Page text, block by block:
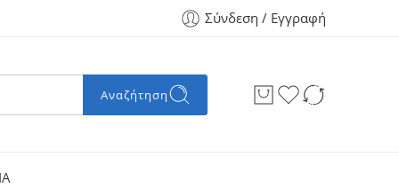
Σύνδεση / Εγγραφή
Αναζήτηση